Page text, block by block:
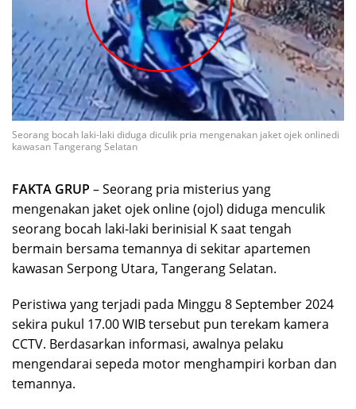
Seorang bocah laki-laki diduga diculik pria mengenakan jaket ojek onlinedi
kawasan Tangerang Selatan
FAKTA GRUP – Seorang pria misterius yang
mengenakan jaket ojek online (ojol) diduga menculik
seorang bocah laki-laki berinisial K saat tengah
bermain bersama temannya di sekitar apartemen
kawasan Serpong Utara, Tangerang Selatan.
Peristiwa yang terjadi pada Minggu 8 September 2024
sekira pukul 17.00 WIB tersebut pun terekam kamera
CCTV. Berdasarkan informasi, awalnya pelaku
mengendarai sepeda motor menghampiri korban dan
temannya.